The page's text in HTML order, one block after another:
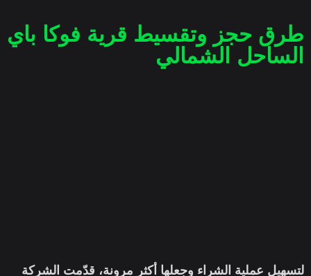
طرق حجز وتقسيط قرية فوكا باي
الساحل الشمالي
لتسهيل عملية الشراء وجعلها أكثر مرونة، قدّمت الشركة